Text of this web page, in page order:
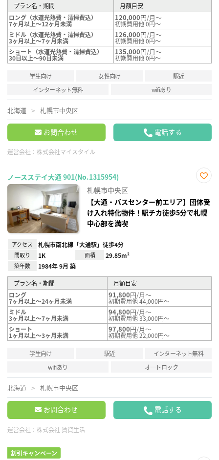
プラン名・期間
月額目安
ロング（水道光熱費・清掃費込）
7ヶ月以上～12ヶ月未満
120,000円/月～
初期費用他 0円～
ミドル（水道光熱費・清掃費込）
3ヶ月以上～7ヶ月未満
126,000円/月～
初期費用他 0円～
ショート（水道光熱費・清掃費込）
30日以上～90日未満
135,000円/月～
初期費用他 0円～
学生向け 女性向け
駅近
インターネット無料
wifiあり
北海道 札幌市中央区
お問合わせ 電話する
運営会社： 株式会社マイスタイル
ノースステイ大通 901(No.1315954)
り登
録
札幌市中央区
【大通・バスセンター前エリア】団体受
け入れ特化物件！駅チカ徒歩5分で札幌
中心部を満喫
アクセス 札幌市南北線「大通駅」徒歩4分
間取り 1K 面積 29.85m²
築年数 1984年 9月 築
プラン名・期間
月額目安
ロング
7ヶ月以上～24ヶ月未満
91,800円/月～
初期費用他 44,000円～
ミドル
3ヶ月以上～7ヶ月未満
94,800円/月～
初期費用他 33,000円～
ショート
1ヶ月以上～3ヶ月未満
97,800円/月～
初期費用他 22,000円～
学生向け 駅近
インターネット無料
wifiあり
オートロック
北海道 札幌市中央区
お問合わせ 電話する
運営会社： 株式会社 賃貸生活
割引キャンペーン